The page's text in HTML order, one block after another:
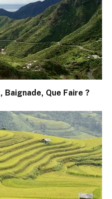
Que Faire ?